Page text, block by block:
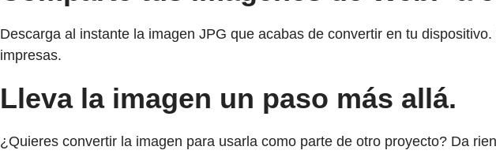
Descarga al instante la imagen JPG que acabas de convertir en tu
impresas.
Lleva la imagen un paso más allá.
¿Quieres convertir la imagen para usarla como parte de otro proyecto? Da